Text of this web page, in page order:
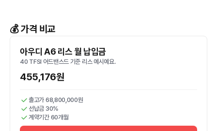
💰 가격 비교
아우디 A6 리스 월 납입금
40 TFSI 어드밴스드 기준 리스 예시예요.
455,176원
출고가 68,800,000원
선납금 30%
계약기간 60개월